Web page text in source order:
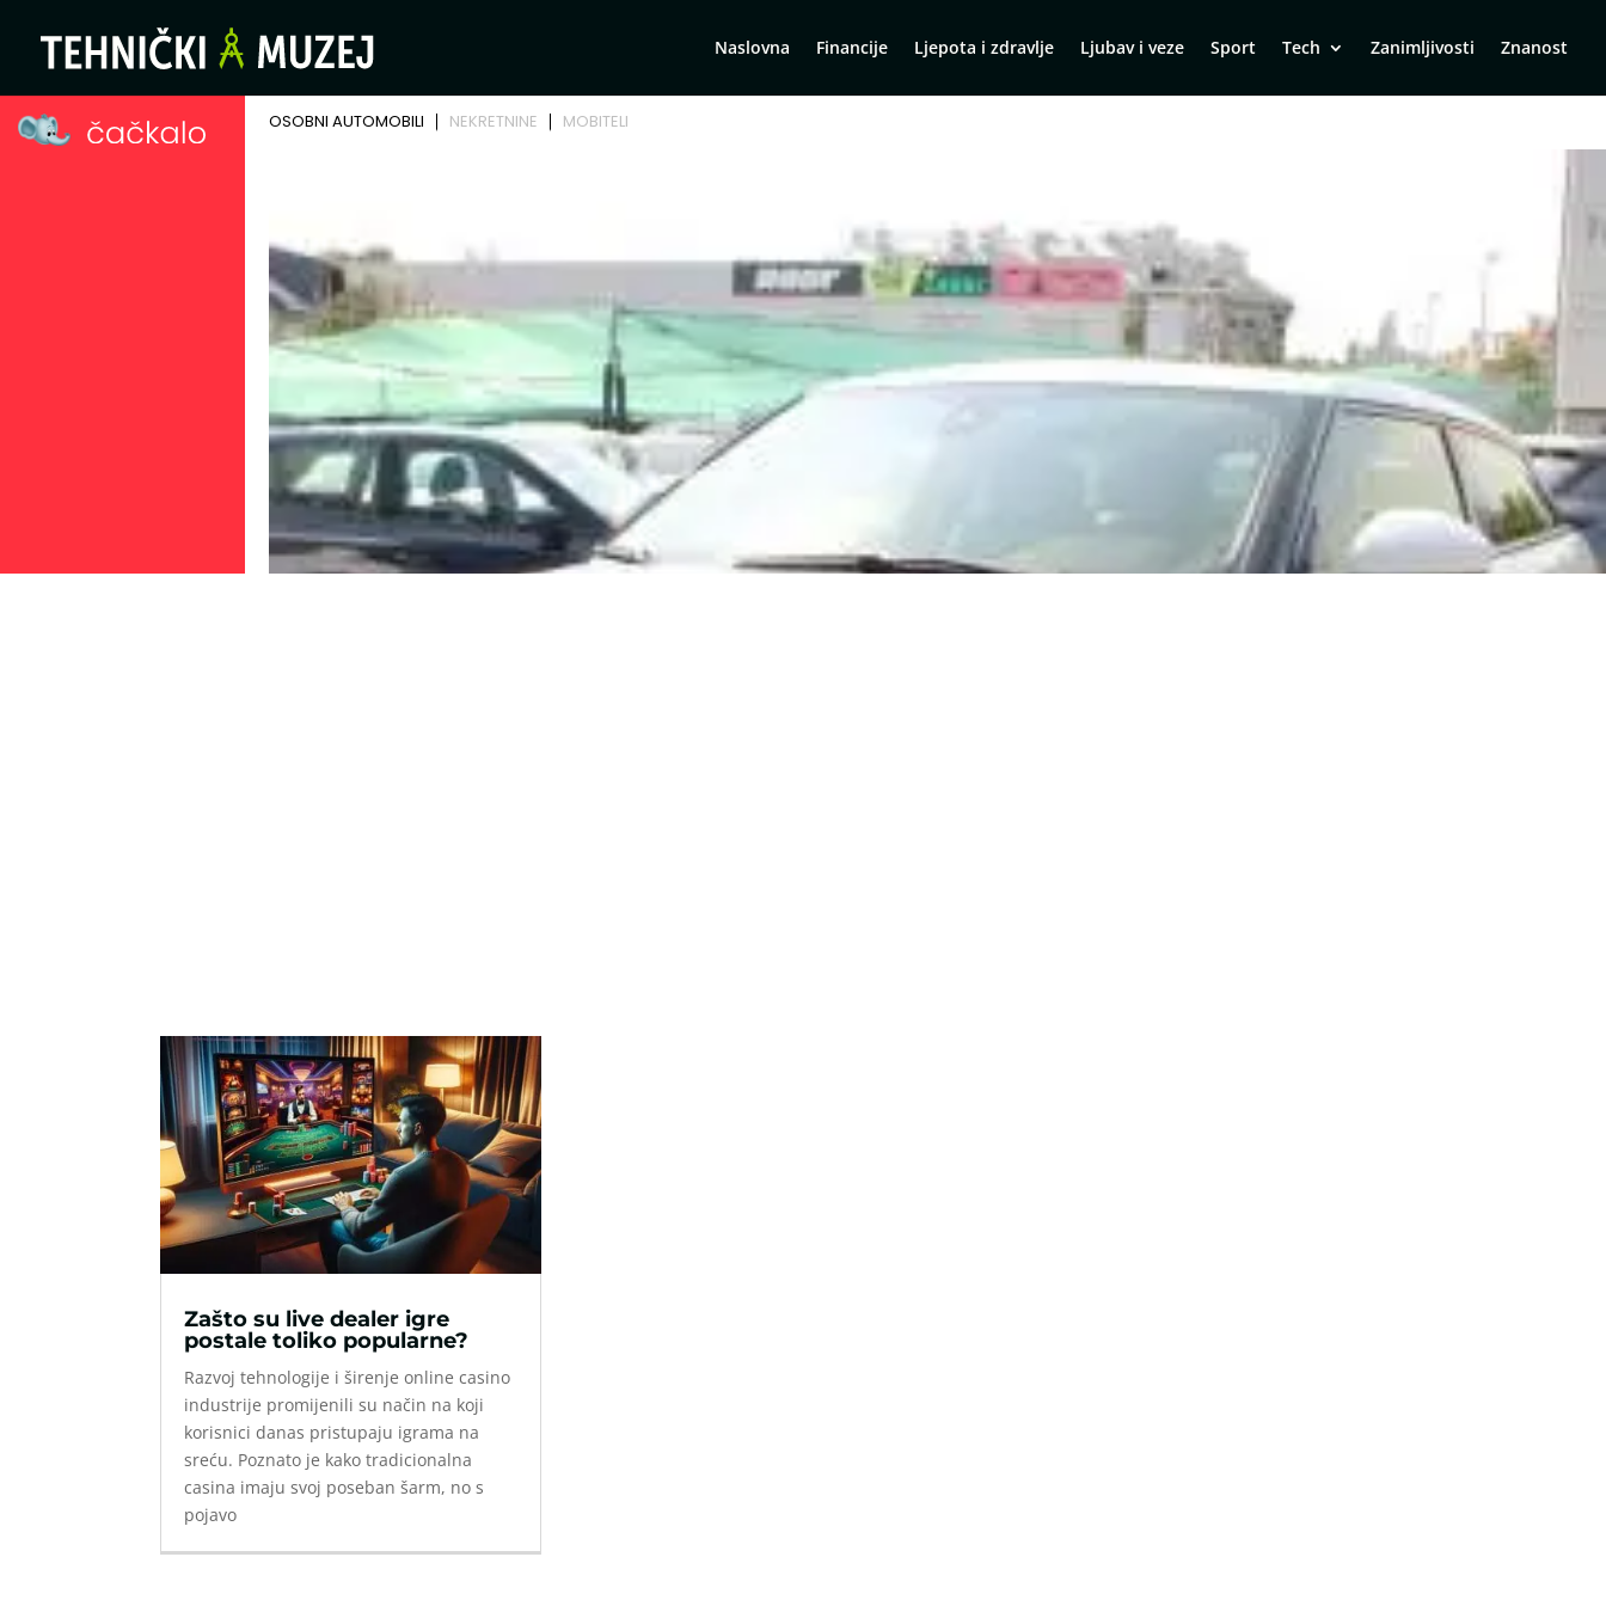
Naslovna Financije Ljepota i zdravlje Ljubav i veze Sport Tech Zanimljivosti Znanost
Zašto su live dealer igre
postale toliko popularne?
Razvoj tehnologije i širenje online casino
industrije promijenili su način na koji
korisnici danas pristupaju igrama na
sreću. Poznato je kako tradicionalna
casina imaju svoj poseban šarm, no s
pojavo